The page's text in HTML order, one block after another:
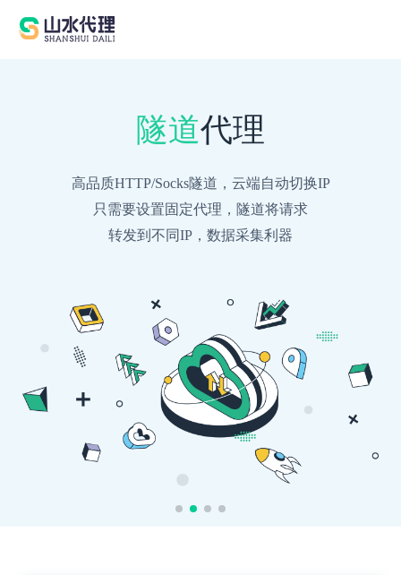
隧道代理
高品质HTTP/Socks隧道，云端自动切换IP
只需要设置固定代理，隧道将请求
转发到不同IP，数据采集利器